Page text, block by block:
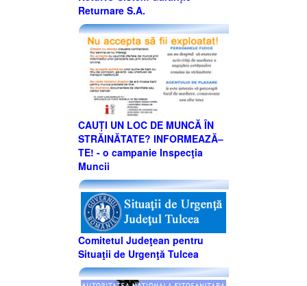
Returnare S.A.
CAUȚI UN LOC DE MUNCĂ ÎN
STRĂINĂTATE? INFORMEAZĂ–
TE! - o campanie Inspecţia
Muncii
Comitetul Judeţean pentru
Situaţii de Urgenţă Tulcea